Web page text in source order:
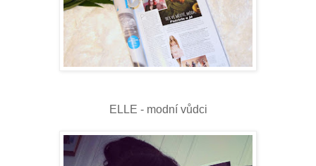
ELLE - modní vůdci